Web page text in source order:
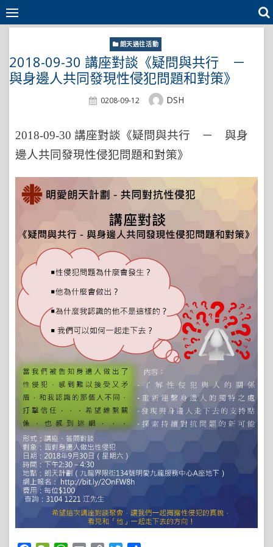
Skip
to
朗天過往活動
2018-09-30 講座對談《疑問與共行 －
與身邊人共同發現性侵犯問題和對策》
Posted
0208-09-12 Author
DSH
2018-09-30 講座對談《疑問與共行 － 與身
邊人共同發現性侵犯問題和對策》